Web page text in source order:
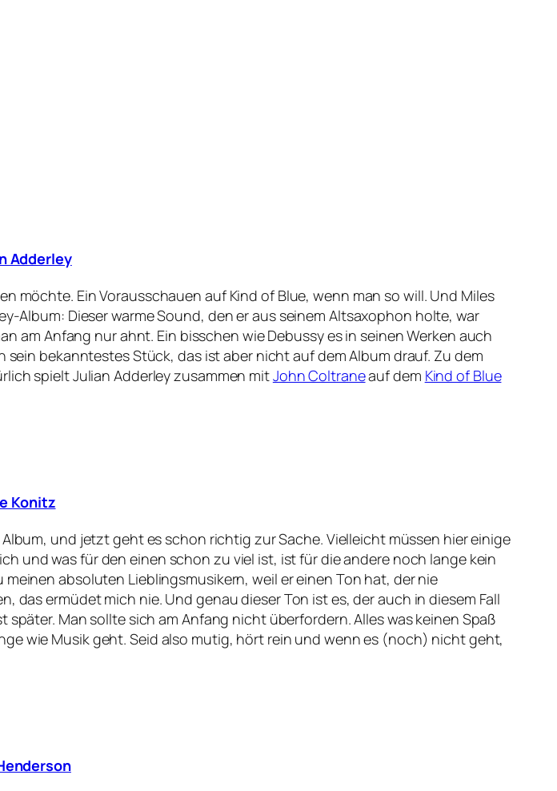
Adderley
möchte. Ein Vorausschauen auf Kind of Blue, wenn man so will. Und Miles
Album: Dieser warme Sound, den er aus seinem Altsaxophon holte, war
am Anfang nur ahnt. Ein bisschen wie Debussy es in seinen Werken auch
bekanntestes Stück, das ist aber nicht auf dem Album drauf. Zu dem
spielt Julian Adderley zusammen mitJohn Coltraneauf dem Kind of Blue
Konitz
und jetzt geht es schon richtig zur Sache. Vielleicht müssen hier einige
und was für den einen schon zu viel ist, ist für die andere noch lange kein
absoluten Lieblingsmusikern, weil er einen Ton hat, der nie
das ermüdet mich nie. Und genau dieser Ton ist es, der auch in diesem Fall
Man sollte sich am Anfang nicht überfordern. Alles was keinen Spaß
wie Musik geht. Seid also mutig, hört rein und wenn es (noch) nicht geht,